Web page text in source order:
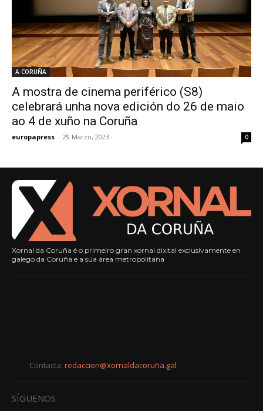
A CORUÑA
A mostra de cinema periférico (S8)
celebrará unha nova edición do 26 de maio
ao 4 de xuño na Coruña
europapress - 29 Marzo, 2023 0
Xornal da Coruña é o primeiro gran xornal dixital exclusivamente en
galego da Coruña e a súa área metropolitana
Contacta: redaccion@xornaldacoruña.gal
SÍGUENOS